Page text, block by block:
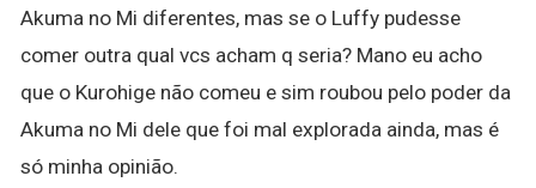
Akuma no Mi diferentes, mas se o Luffy pudesse
comer outra qual vcs acham q seria? Mano eu acho
que o Kurohige não comeu e sim roubou pelo poder da
Akuma no Mi dele que foi mal explorada ainda, mas é
só minha opinião.